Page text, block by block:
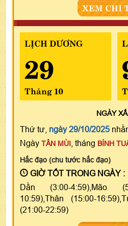
XEM CHI
LỊCH DƯƠNG
29
Tháng 10
NGÀY
Thứ tư, ngày 29/10/2025
Ngày TÂN MÙI , tháng BÍNH
Hắc đạo (chu tước hắc đạo)
GIỜ TỐT TRONG NGÀY :
Dần (3:00-4:59),Mão
10:59),Thân (15:00-
(21:00-22:59)